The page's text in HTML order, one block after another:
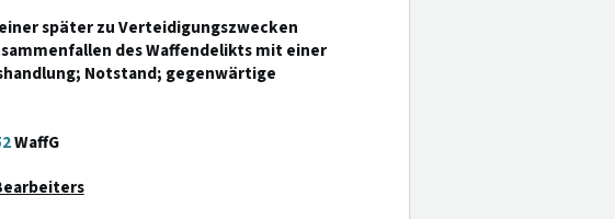
später zu Verteidigungszwecken
des Waffendelikts mit einer
Notstand; gegenwärtige
WaffG